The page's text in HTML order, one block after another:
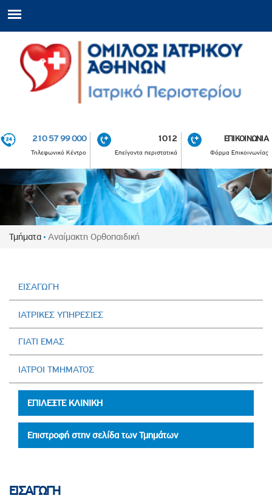
210 57 99 000
Τηλεφωνικό Κέντρο
1012
Επείγοντα περιστατικά
ΕΠΙΚΟΙΝΩΝΙΑ
Φόρμα Επικοινωνίας
Τμήματα Αναίμακτη Oρθοπαιδική
ΕΙΣΑΓΩΓΗ
ΙΑΤΡΙΚΕΣ ΥΠΗΡΕΣΙΕΣ
ΓΙΑΤΙ ΕΜΑΣ
ΙΑΤΡΟΙ ΤΜΗΜΑΤΟΣ
ΕΠΙΛΕΞΤΕ ΚΛΙΝΙΚΗ
Επιστροφή στην σελίδα των Τμημάτων
ΕΙΣΑΓΩΓΗ